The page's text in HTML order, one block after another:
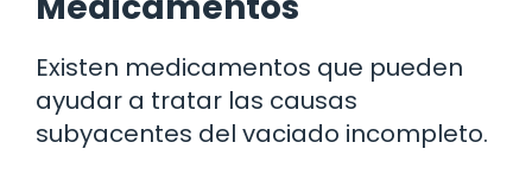
Existen medicamentos que pueden
ayudar a tratar las causas
subyacentes del vaciado incompleto.